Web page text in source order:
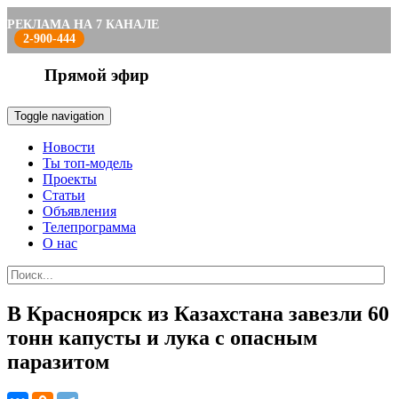
РЕКЛАМА НА 7 КАНАЛЕ
2-900-444
Прямой эфир
Toggle navigation
Новости
Ты топ-модель
Проекты
Статьи
Объявления
Телепрограмма
О нас
В Красноярск из Казахстана завезли 60
тонн капусты и лука с опасным
паразитом